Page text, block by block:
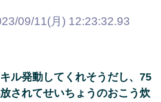
09/11(月) 12:23:32.93
ル発動してくれそうだし、75
されてせいちょうのおこう炊